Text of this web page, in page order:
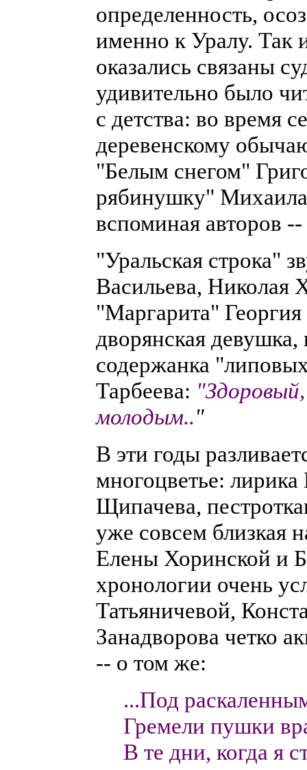
определенность,
именно к Уралу. Так
оказались связаны
удивительно было
с детства: во время
деревенскому
"Белым снегом"
рябинушку"
вспоминая авторов
"Уральская строка"
Васильева, Николая
"Маргарита"
дворянская
содержанка
Тарбеева:
молодым.."
В эти годы
многоцветье:
Щипачева,
уже совсем близкая
Елены Хоринской и
хронологии очень
Татьяничевой,
Занадворова четко
-- о том же:
...Под
Гремели пушки
В те дни, когда я